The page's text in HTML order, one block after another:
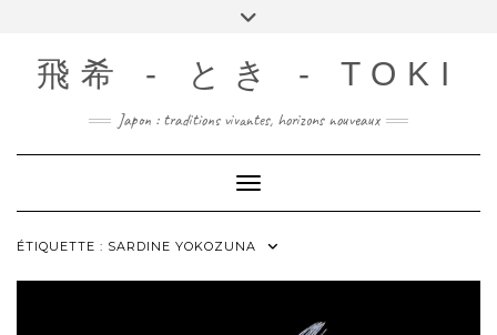
content飛希 - とき - TOKI
Japon : traditions vivantes, horizons nouveaux
Toggle Navigation
ÉTIQUETTE : SARDINE YOKOZUNA